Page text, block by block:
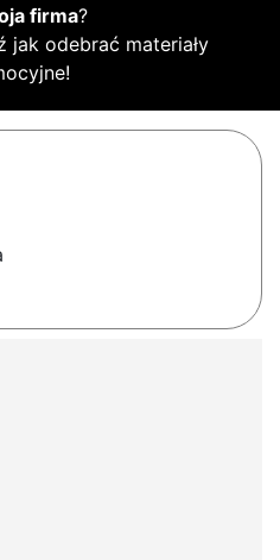
firma?
jak odebrać materiały